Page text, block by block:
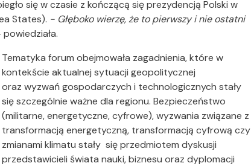
się w czasie z kończącą się prezydencją Polski w
States). - Głęboko wierzę, że to pierwszy i nie ostatni
powiedziała.
Tematyka forum obejmowała zagadnienia, które w
kontekście aktualnej sytuacji geopolitycznej
oraz wyzwań gospodarczych i technologicznych stały
się szczególnie ważne dla regionu. Bezpieczeństwo
(militarne, energetyczne, cyfrowe), wyzwania związane z
transformacją energetyczną, transformacją cyfrową czy
zmianami klimatu stały się przedmiotem dyskusji
przedstawicieli świata nauki, biznesu oraz dyplomacji